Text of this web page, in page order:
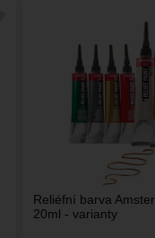
Reliéfní barva
20ml - varianty